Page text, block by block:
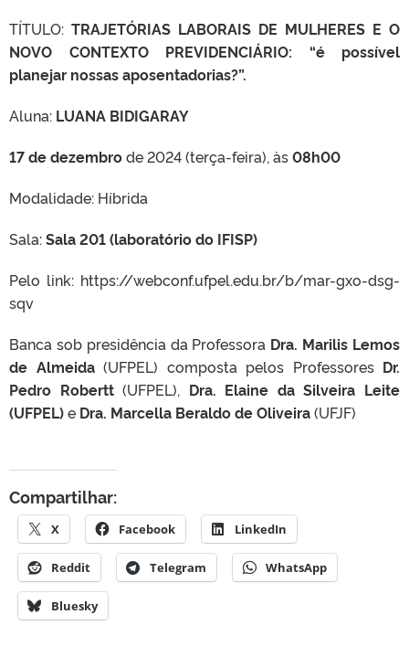
TELEFONES
TÍTULO: TRAJETÓRIAS LABORAIS DE MULHERES E O
NOVO CONTEXTO PREVIDENCIÁRIO: “é possível
planejar nossas aposentadorias?”.
Aluna: LUANA BIDIGARAY
17 de dezembrode 2024 (terça-feira), às08h00
Modalidade: Híbrida
Sala:Sala 201 (laboratório do IFISP)
Pelo link: https://webconf.ufpel.edu.br/b/mar-gxo-dsg-
sqv
Banca sob presidência da Professora Dra. Marilis Lemos
de Almeida(UFPEL) composta pelos Professores Dr.
Pedro Robertt(UFPEL), Dra. Elaine da Silveira Leite
(UFPEL)e Dra. Marcella Beraldo de Oliveira(UFJF)
Compartilhar:
X Facebook LinkedIn
Reddit Telegram WhatsApp
Bluesky